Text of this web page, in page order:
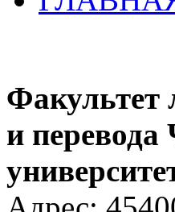
Факультет
и перевода